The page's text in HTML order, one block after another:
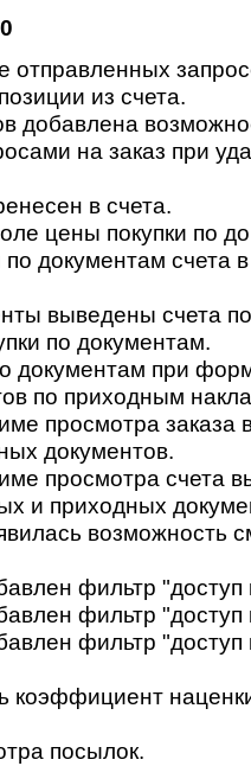
отправленных
из счета.
добавлена
на заказ при
в счета.
цены покупки по
документам счета
выведены счета
по документам.
документам при
по приходным
просмотра заказа
документов.
просмотра счета
и приходных
возможность
фильтр "доступ
фильтр "доступ
фильтр "доступ
коэффициент
посылок.